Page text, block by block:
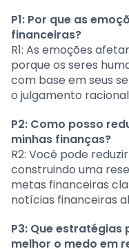
P1: Por que as
financeiras?
R1: As emoções
porque os seres
com base em seus
o julgamento
P2: Como posso
minhas finanças?
R2: Você pode
construindo uma
metas financeiras
notícias financeiras
P3: Que
melhor o medo em